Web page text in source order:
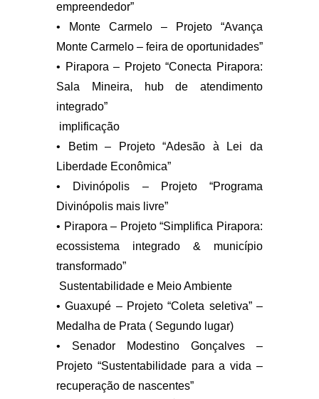
empreendedor”
• Monte Carmelo – Projeto “Avança
Monte Carmelo – feira de oportunidades”
• Pirapora – Projeto “Conecta Pirapora:
Sala Mineira, hub de atendimento
integrado”
implificação
• Betim – Projeto “Adesão à Lei da
Liberdade Econômica”
• Divinópolis – Projeto “Programa
Divinópolis mais livre”
• Pirapora – Projeto “Simplifica Pirapora:
ecossistema integrado & município
transformado”
Sustentabilidade e Meio Ambiente
• Guaxupé – Projeto “Coleta seletiva” –
Medalha de Prata ( Segundo lugar)
• Senador Modestino Gonçalves –
Projeto “Sustentabilidade para a vida –
recuperação de nascentes”